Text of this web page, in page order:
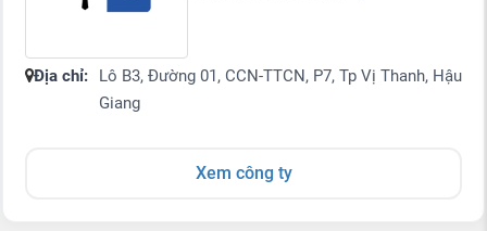
Địa chỉ:
Lô B3, Đường 01, CCN-TTCN, P7, Tp Vị Thanh, Hậu
Giang
Xem công ty